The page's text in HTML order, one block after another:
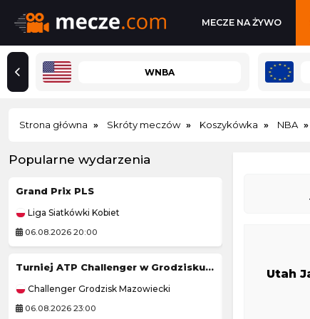
MECZE NA ŻYWO
WNBA
Strona główna Skróty meczów Koszykówka NBA
Popularne wydarzenia
Grand Prix PLS
Liga Siatkówki Kobiet
06.08.2026 20:00
Turniej ATP Challenger w Grodzisku Mazowieckim
Challenger Grodzisk Mazowiecki
06.08.2026 23:00
Tour deUtah